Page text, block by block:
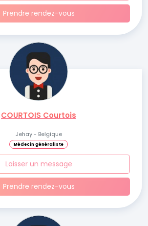
Prendre rendez-vous
COURTOIS Courtois
Jehay - Belgique
Médecin généraliste
Laisser un message
Prendre rendez-vous